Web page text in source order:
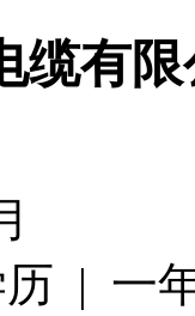
缆有
| 一